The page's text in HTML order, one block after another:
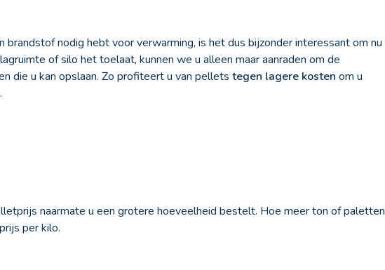
nodig hebt voor verwarming, is het dus bijzonder interessant om nu
of silo het toelaat, kunnen we u alleen maar aanraden om de
die u kan opslaan. Zo profiteert u van pellets tegen lagere kosten om u
naarmate u een grotere hoeveelheid bestelt. Hoe meer ton of paletten
per kilo.